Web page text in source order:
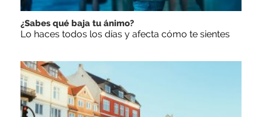
¿Sabes qué baja tu ánimo?
Lo haces todos los días y afecta cómo te sientes